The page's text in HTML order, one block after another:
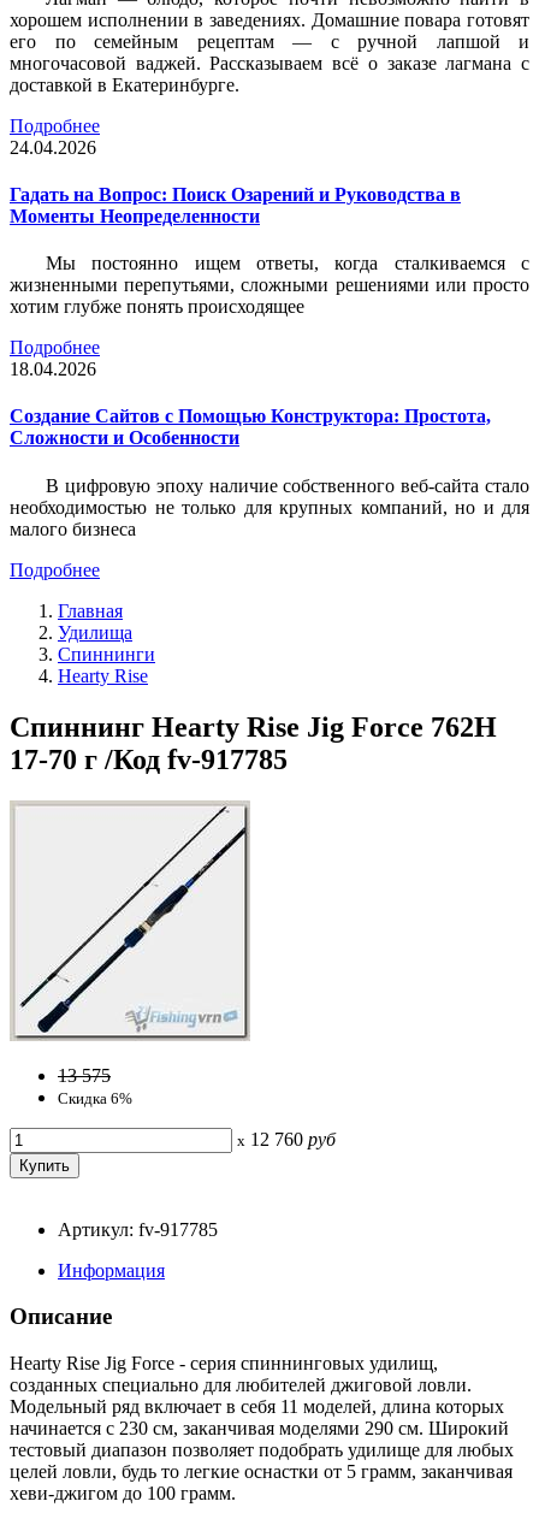
хорошем исполнении в заведениях. Домашние повара готовят
его по семейным рецептам — с ручной лапшой и
многочасовой ваджей. Рассказываем всё о заказе лагмана с
доставкой в Екатеринбурге.
Подробнее
24.04.2026
Гадать на Вопрос: Поиск Озарений и Руководства в
Моменты Неопределенности
Мы постоянно ищем ответы, когда сталкиваемся с
жизненными перепутьями, сложными решениями или просто
хотим глубже понять происходящее
Подробнее
18.04.2026
Создание Сайтов с Помощью Конструктора: Простота,
Сложности и Особенности
В цифровую эпоху наличие собственного веб-сайта стало
необходимостью не только для крупных компаний, но и для
малого бизнеса
Подробнее
Главная
Удилища
Спиннинги
Hearty Rise
Спиннинг Hearty Rise Jig Force 762H
17-70 г /Код fv-917785
13 575
Скидка 6%
x 12 760 руб
Артикул: fv-917785
Информация
Описание
Hearty Rise Jig Force - серия спиннинговых удилищ,
созданных специально для любителей джиговой ловли.
Модельный ряд включает в себя 11 моделей, длина которых
начинается с 230 см, заканчивая моделями 290 см. Широкий
тестовый диапазон позволяет подобрать удилище для любых
целей ловли, будь то легкие оснастки от 5 грамм, заканчивая
хеви-джигом до 100 грамм.